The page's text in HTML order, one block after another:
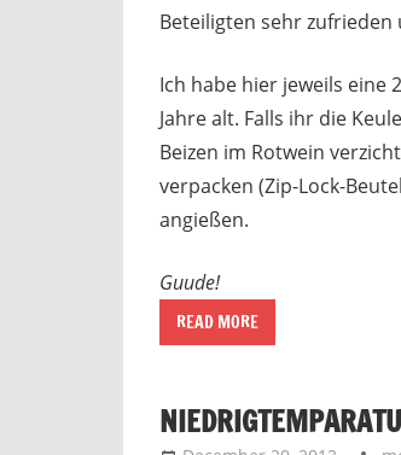
Beteiligten sehr
Ich habe hier jeweils eine
Jahre alt. Falls ihr die
Beizen im Rotwein
verpacken (Zip-Lock-
angießen.
Guude!
READ MORE